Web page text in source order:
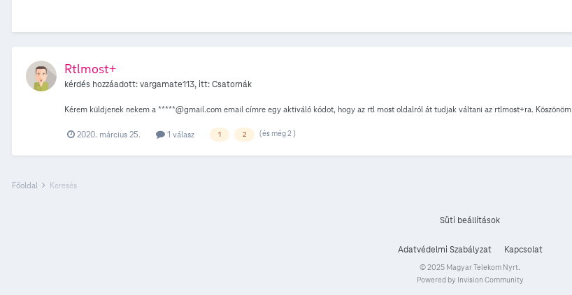
Rtlmost+
kérdés hozzáadott:vargamate113, itt:Csatornák
Kérem küldjenek nekem a *****@gmail.com email címre egy aktiváló kódot, hogy az rtl most oldalról át tudjak váltani az rtlmost+ra. Köszönöm
2020. március 25. 1 válasz 1 2 (és még 2 )
Főoldal Keresés
Süti beállítások
Adatvédelmi Szabályzat Kapcsolat
© 2025 Magyar Telekom Nyrt.
Powered by Invision Community